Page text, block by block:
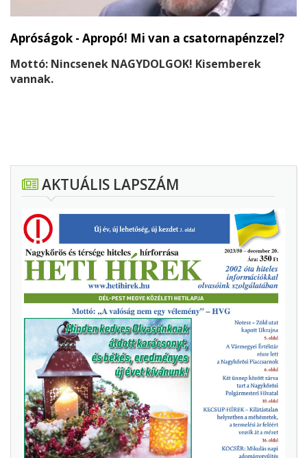
Apróságok - Apropó! Mi van a csatornapénzzel?
Mottó: Nincsenek NAGYDOLGOK! Kisemberek
vannak.
AKTUÁLIS LAPSZÁM